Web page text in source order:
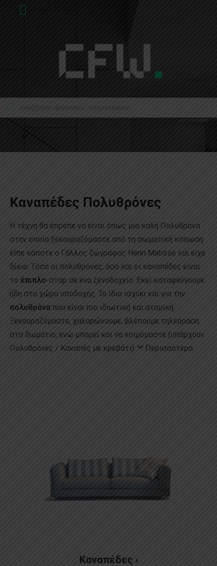
Καναπέδες Πολυθρόνες
Η τέχνη θα έπρεπε να είναι όπως μια καλή Πολυθρόνα
στην οποία ξεκουραζόμαστε από τη σωματική κόπωση
είπε κάποτε ο Γάλλος ζωγράφος Henri Matisse και είχε
δίκιο: Τόσο οι πολυθρόνες, όσο και οι καναπέδες είναι
το έπιπλο-σταρ σε ένα ξενοδοχείο. Εκεί καταφεύγουμε
ήδη στο χώρο υποδοχής. Το ίδιο ισχύει και για την
πολυθρόνα που είναι πιο ιδιωτική και ατομική.
Ξεκουραζόμαστε, χαλαρώνουμε, βλέπουμε τηλεόραση
στο δωμάτιο, ενώ μπορεί και να κοιμόμαστε (υπάρχουν
Πολυθρόνες / Καναπές με κρεβάτι).
Περισσότερα
Καναπέδες ›